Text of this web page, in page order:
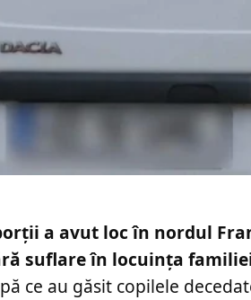
a avut loc în nordul
suflare în locuința
ce au găsit copilele